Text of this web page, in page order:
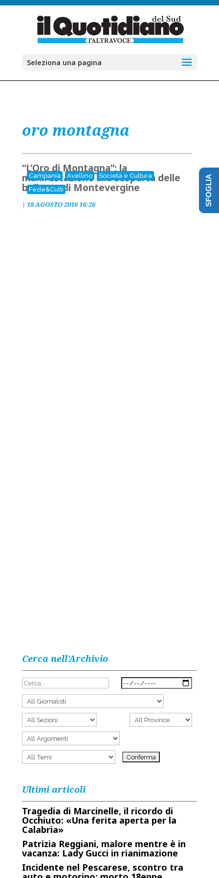
Seleziona una pagina
oro montagna
Campania Avellino
Società e Cultura
Fede&Culti
“L’Oro di Montagna”: la
manifestazione alla scoperta delle
bellezze di Montevergine
| 18 AGOSTO 2016 16:26
Cerca nell’Archivio
Ultimi articoli
Tragedia di Marcinelle, il ricordo di
Occhiuto: «Una ferita aperta per la
Calabria»
Patrizia Reggiani, malore mentre è in
vacanza: Lady Gucci in rianimazione
Incidente nel Pescarese, scontro tra
SFOGLIA